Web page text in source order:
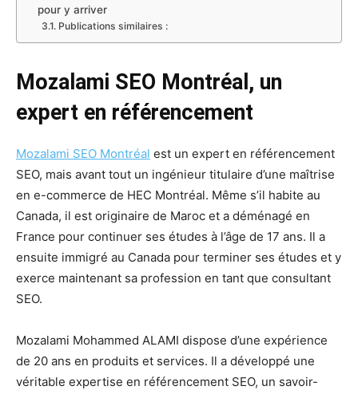
pour y arriver
Publications similaires :
Mozalami SEO Montréal, un
expert en référencement
Mozalami SEO Montréal est un expert en référencement
SEO, mais avant tout un ingénieur titulaire d’une maîtrise
en e-commerce de HEC Montréal. Même s’il habite au
Canada, il est originaire de Maroc et a déménagé en
France pour continuer ses études à l’âge de 17 ans. Il a
ensuite immigré au Canada pour terminer ses études et y
exerce maintenant sa profession en tant que consultant
SEO.
Mozalami Mohammed ALAMI dispose d’une expérience
de 20 ans en produits et services. Il a développé une
véritable expertise en référencement SEO, un savoir-